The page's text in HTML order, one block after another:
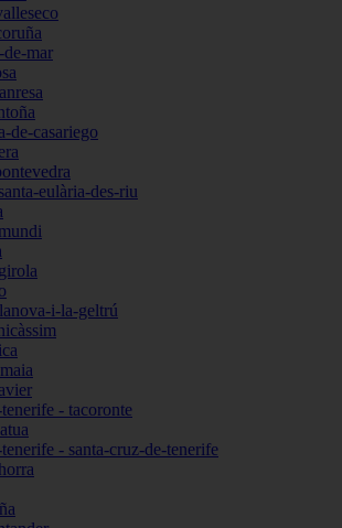
mar
de-casariego
eulària-des-riu
i-la-geltrú
- tacoronte
- santa-cruz-de-tenerife